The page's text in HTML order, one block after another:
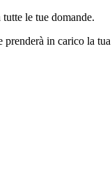
le tue domande.
in carico la